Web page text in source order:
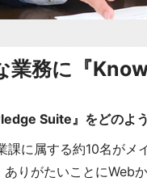
業務に『
Suite』をどのよ
課に属する約10名がメ
ありがたいことにWeb